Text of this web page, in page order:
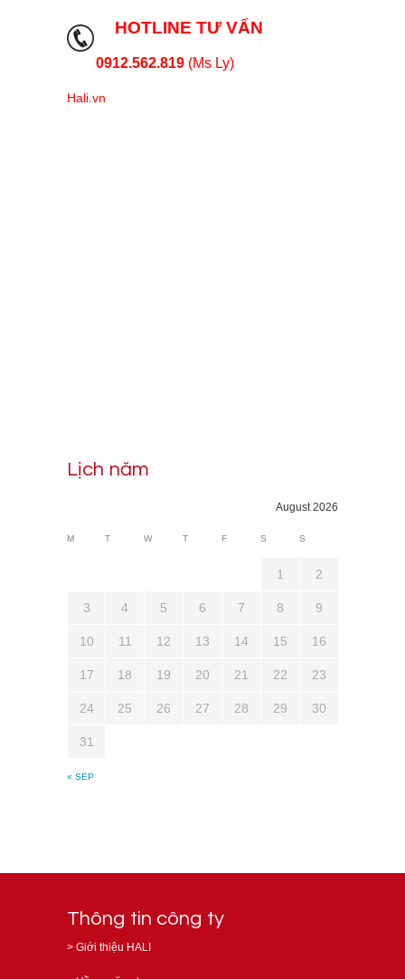
HOTLINE TƯ VẤN
0912.562.819 (Ms Ly)
Hali.vn
Lịch năm
August 2026
M T W T F S S
« SEP
1 2
3 4 5 6 7 8 9
10 11 12 13 14 15 16
17 18 19 20 21 22 23
24 25 26 27 28 29 30
31
Thông tin công ty
> Giới thiệu HALI